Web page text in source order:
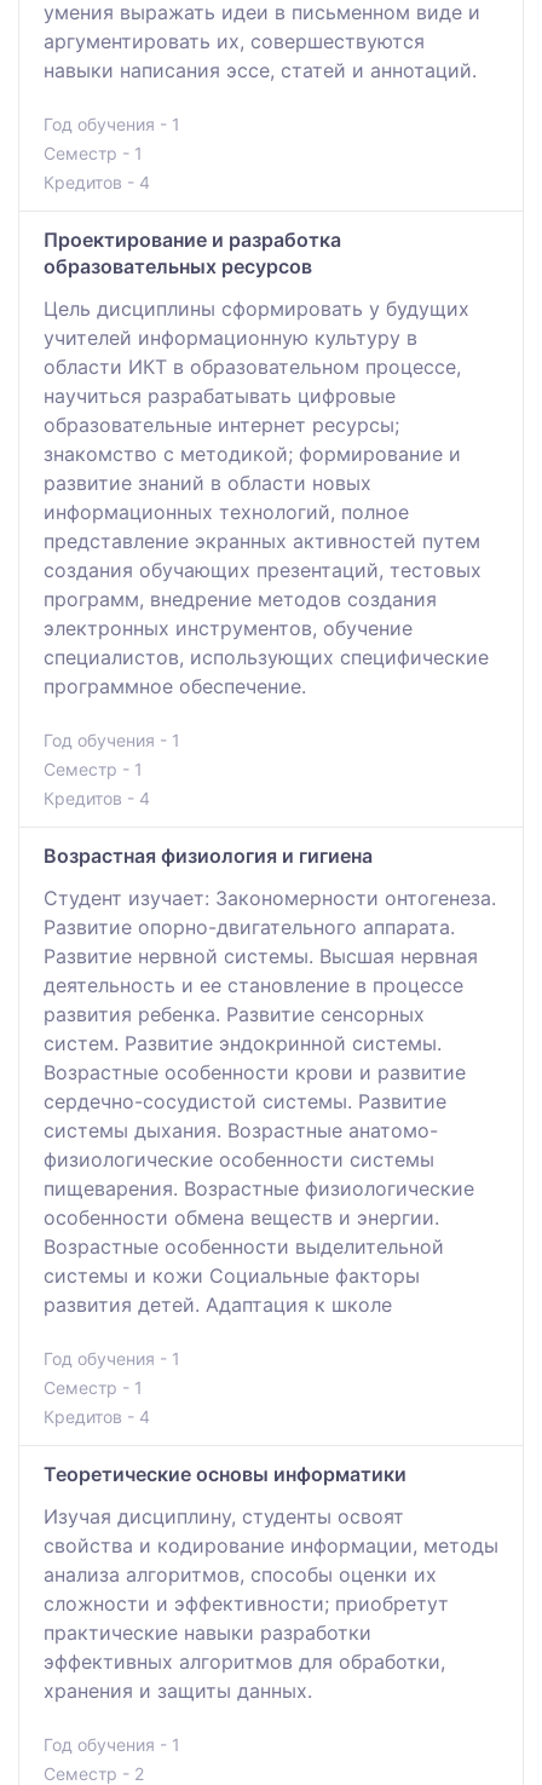
умения выражать идеи в письменном виде и
аргументировать их, совершествуются
навыки написания эссе, статей и аннотаций.
Год обучения - 1
Семестр - 1
Кредитов - 4
Проектирование и разработка
образовательных ресурсов
Цель дисциплины сформировать у будущих
учителей информационную культуру в
области ИКТ в образовательном процессе,
научиться разрабатывать цифровые
образовательные интернет ресурсы;
знакомство с методикой; формирование и
развитие знаний в области новых
информационных технологий, полное
представление экранных активностей путем
создания обучающих презентаций, тестовых
программ, внедрение методов создания
электронных инструментов, обучение
специалистов, использующих специфические
программное обеспечение.
Год обучения - 1
Семестр - 1
Кредитов - 4
Возрастная физиология и гигиена
Студент изучает: Закономерности онтогенеза.
Развитие опорно-двигательного аппарата.
Развитие нервной системы. Высшая нервная
деятельность и ее становление в процессе
развития ребенка. Развитие сенсорных
систем. Развитие эндокринной системы.
Возрастные особенности крови и развитие
сердечно-сосудистой системы. Развитие
системы дыхания. Возрастные анатомо-
физиологические особенности системы
пищеварения. Возрастные физиологические
особенности обмена веществ и энергии.
Возрастные особенности выделительной
системы и кожи Социальные факторы
развития детей. Адаптация к школе
Год обучения - 1
Семестр - 1
Кредитов - 4
Теоретические основы информатики
Изучая дисциплину, студенты освоят
свойства и кодирование информации, методы
анализа алгоритмов, способы оценки их
сложности и эффективности; приобретут
практические навыки разработки
эффективных алгоритмов для обработки,
хранения и защиты данных.
Год обучения - 1
Семестр - 2